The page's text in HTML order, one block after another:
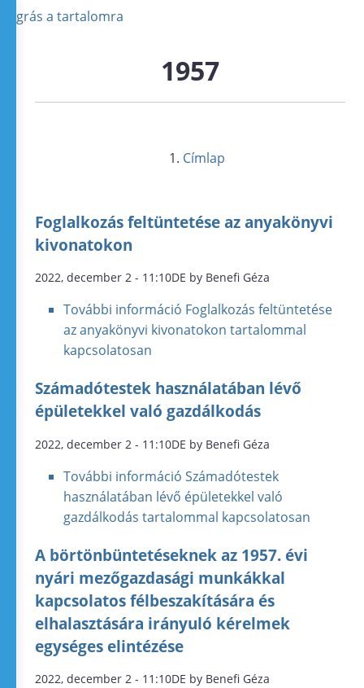
Ugrás a tartalomra
1957
Címlap
Foglalkozás feltüntetése az anyakönyvi
kivonatokon
2022, december 2 - 11:10DE by Benefi Géza
További információ Foglalkozás feltüntetése
az anyakönyvi kivonatokon tartalommal
kapcsolatosan
Számadótestek használatában lévő
épületekkel való gazdálkodás
2022, december 2 - 11:10DE by Benefi Géza
További információ Számadótestek
használatában lévő épületekkel való
gazdálkodás tartalommal kapcsolatosan
A börtönbüntetéseknek az 1957. évi
nyári mezőgazdasági munkákkal
kapcsolatos félbeszakítására és
elhalasztására irányuló kérelmek
egységes elintézése
2022, december 2 - 11:10DE by Benefi Géza